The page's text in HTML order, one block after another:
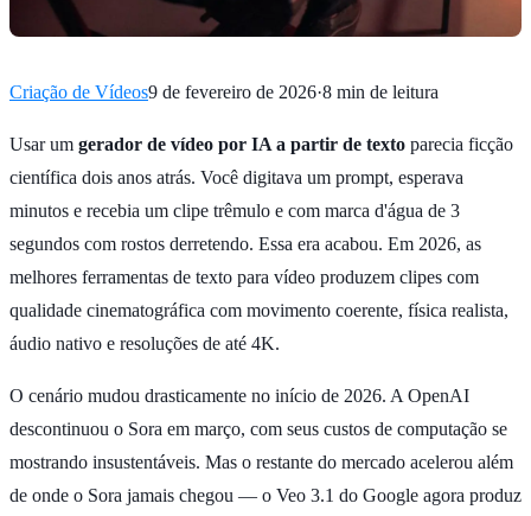
Criação de Vídeos9 de fevereiro de 2026·8 min de leitura
Usar um gerador de vídeo por IA a partir de texto parecia ficção
científica dois anos atrás. Você digitava um prompt, esperava
minutos e recebia um clipe trêmulo e com marca d'água de 3
segundos com rostos derretendo. Essa era acabou. Em 2026, as
melhores ferramentas de texto para vídeo produzem clipes com
qualidade cinematográfica com movimento coerente, física realista,
áudio nativo e resoluções de até 4K.
O cenário mudou drasticamente no início de 2026. A OpenAI
descontinuou o Sora em março, com seus custos de computação se
mostrando insustentáveis. Mas o restante do mercado acelerou além
de onde o Sora jamais chegou — o Veo 3.1 do Google agora produz